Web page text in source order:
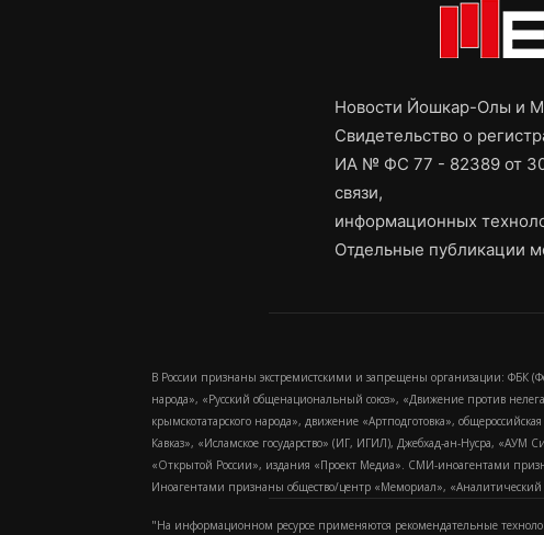
Новости Йошкар-Олы и
Свидетельство о
ИА № ФС 77 - 82389 от 30
связи,
информационных
Отдельные публикации
В России признаны экстремистскими и запрещены организации: ФБК
народа», «Русский общенациональный союз», «Движение против
крымскотатарского народа», движение «Артподготовка»,
Кавказ», «Исламское государство» (ИГ, ИГИЛ), Джебхад-ан-Нусра,
«Открытой России», издания «Проект Медиа». СМИ-иноагентами
Иноагентами признаны общество/центр «Мемориал»,
"На информационном ресурсе применяются рекомендательные